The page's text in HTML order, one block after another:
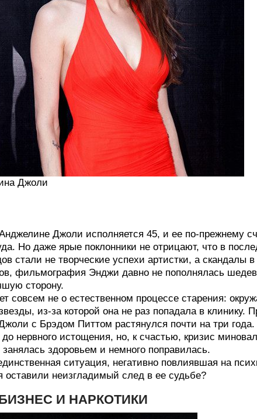
Джоли
Джоли исполняется 45, и ее по-прежнему
Но даже ярые поклонники не отрицают, что в
стали не творческие успехи артистки, а
фильмография Энджи давно не пополнялась
сторону.
совсем не о естественном процессе старения:
из-за которой она не раз попадала в клинику.
с Брэдом Питтом растянулся почти на три
до нервного истощения, но, к счастью, кризис
занялась здоровьем и немного поправилась.
ситуация, негативно повлиявшая на
оставили неизгладимый след в ее судьбе?
И НАРКОТИКИ